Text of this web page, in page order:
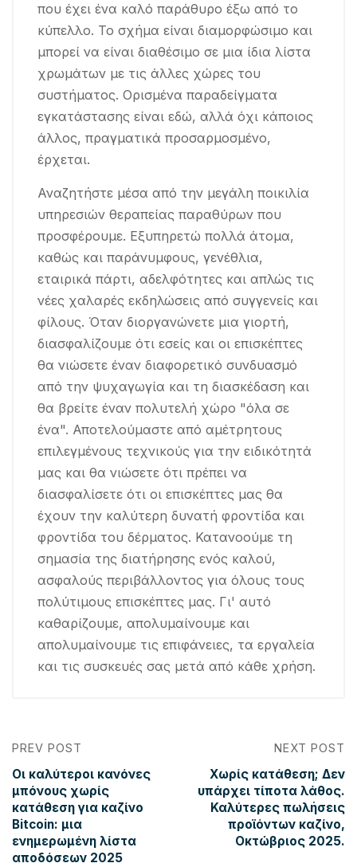
που έχει ένα καλό παράθυρο έξω από το
κύπελλο. Το σχήμα είναι διαμορφώσιμο και
μπορεί να είναι διαθέσιμο σε μια ίδια λίστα
χρωμάτων με τις άλλες χώρες του
συστήματος. Ορισμένα παραδείγματα
εγκατάστασης είναι εδώ, αλλά όχι κάποιος
άλλος, πραγματικά προσαρμοσμένο,
έρχεται.
Αναζητήστε μέσα από την μεγάλη ποικιλία
υπηρεσιών θεραπείας παραθύρων που
προσφέρουμε. Εξυπηρετώ πολλά άτομα,
καθώς και παράνυμφους, γενέθλια,
εταιρικά πάρτι, αδελφότητες και απλώς τις
νέες χαλαρές εκδηλώσεις από συγγενείς και
φίλους. Όταν διοργανώνετε μια γιορτή,
διασφαλίζουμε ότι εσείς και οι επισκέπτες
θα νιώσετε έναν διαφορετικό συνδυασμό
από την ψυχαγωγία και τη διασκέδαση και
θα βρείτε έναν πολυτελή χώρο "όλα σε
ένα". Αποτελούμαστε από αμέτρητους
επιλεγμένους τεχνικούς για την ειδικότητά
μας και θα νιώσετε ότι πρέπει να
διασφαλίσετε ότι οι επισκέπτες μας θα
έχουν την καλύτερη δυνατή φροντίδα και
φροντίδα του δέρματος. Κατανοούμε τη
σημασία της διατήρησης ενός καλού,
ασφαλούς περιβάλλοντος για όλους τους
πολύτιμους επισκέπτες μας. Γι' αυτό
καθαρίζουμε, απολυμαίνουμε και
απολυμαίνουμε τις επιφάνειες, τα εργαλεία
και τις συσκευές σας μετά από κάθε χρήση.
PREV POST
Οι καλύτεροι κανόνες
μπόνους χωρίς
κατάθεση για καζίνο
Bitcoin: μια
ενημερωμένη λίστα
αποδόσεων 2025
NEXT POST
Χωρίς κατάθεση; Δεν
υπάρχει τίποτα λάθος.
Καλύτερες πωλήσεις
προϊόντων καζίνο,
Οκτώβριος 2025.